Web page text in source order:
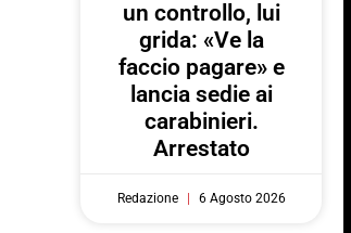
un controllo, lui
grida: «Ve la
faccio pagare» e
lancia sedie ai
carabinieri.
Arrestato
Redazione 6 Agosto 2026